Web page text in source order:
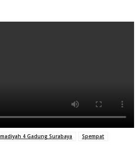
4 Gadung Surabaya Spempat